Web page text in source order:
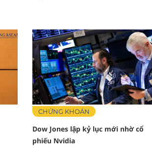
CHỨNG KHOÁN
Dow Jones lập kỷ lục mới nhờ cổ
phiếu Nvidia